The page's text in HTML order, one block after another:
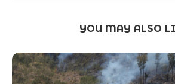
YOU MAY ALSO